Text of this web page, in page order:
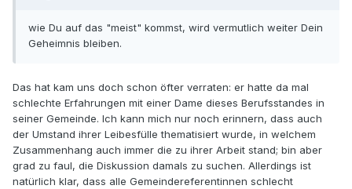
wie Du auf das "meist" kommst, wird vermutlich weiter Dein
Geheimnis bleiben.
Das hat kam uns doch schon öfter verraten: er hatte da mal
schlechte Erfahrungen mit einer Dame dieses Berufsstandes in
seiner Gemeinde. Ich kann mich nur noch erinnern, dass auch
der Umstand ihrer Leibesfülle thematisiert wurde, in welchem
Zusammenhang auch immer die zu ihrer Arbeit stand; bin aber
grad zu faul, die Diskussion damals zu suchen. Allerdings ist
natürlich klar, dass alle Gemeindereferentinnen schlecht